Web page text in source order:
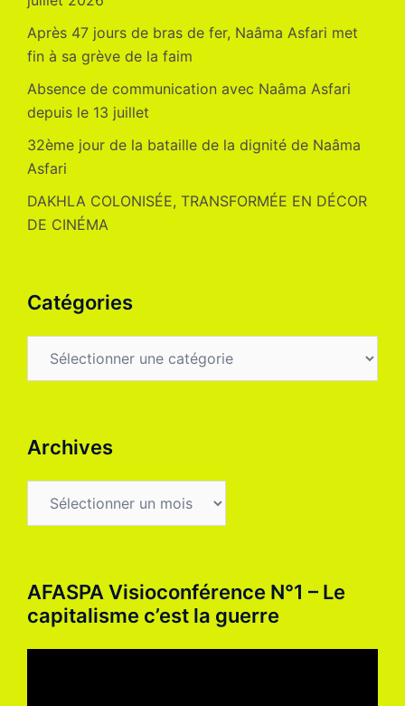
Après 47 jours de bras de fer, Naâma Asfari met
fin à sa grève de la faim
Absence de communication avec Naâma Asfari
depuis le 13 juillet
32ème jour de la bataille de la dignité de Naâma
Asfari
DAKHLA COLONISÉE, TRANSFORMÉE EN DÉCOR
DE CINÉMA
Catégories
Archives
AFASPA Visioconférence N°1 – Le
capitalisme c’est la guerre